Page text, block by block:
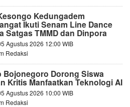
Kedungadem
Ikuti Senam Line Dance
Satgas TMMD dan Dinpora
Agustus 2026 12:00 WIB
Redaksi
Bojonegoro Dorong Siswa
Kritis Manfaatkan Teknologi AI
Agustus 2026 10:00 WIB
Redaksi